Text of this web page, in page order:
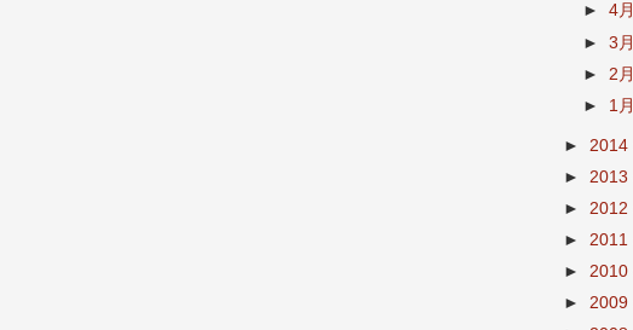
►4月
►3月
► 2月
► 1月
► 2014
► 2013
► 2012
► 2011
► 2010
► 2009